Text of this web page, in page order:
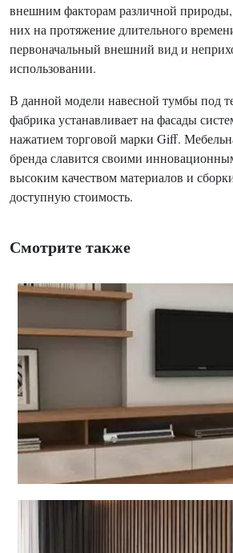
внешним факторам различной природы,
них на протяжение длительного
первоначальный внешний вид и
использовании.
В данной модели навесной тумбы под
фабрика устанавливает на фасады
нажатием торговой марки Giff.
бренда славится своими
высоким качеством материалов и
доступную стоимость.
Смотрите также